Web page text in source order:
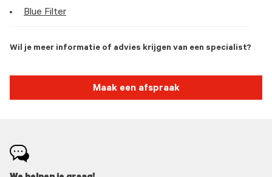
Blue Filter
Wil je meer informatie of advies krijgen van een specialist?
Maak een afspraak